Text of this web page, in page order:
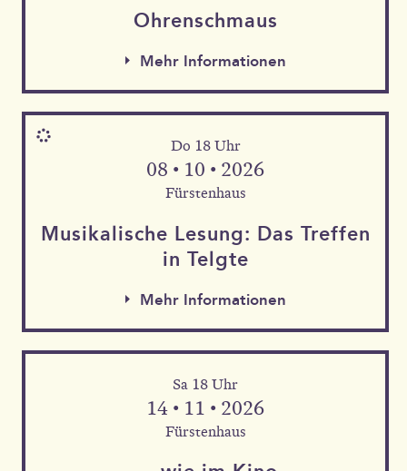
Ohren­schmaus
Mehr Informationen
Mehr Informationen
Do 18 Uhr
08 • 10 • 2026
Fürstenhaus
Musika­lische Le­sung: Das Tref­fen
in Telgte
Mehr Informationen
Mehr Informationen
Sa 18 Uhr
14 • 11 • 2026
Fürstenhaus